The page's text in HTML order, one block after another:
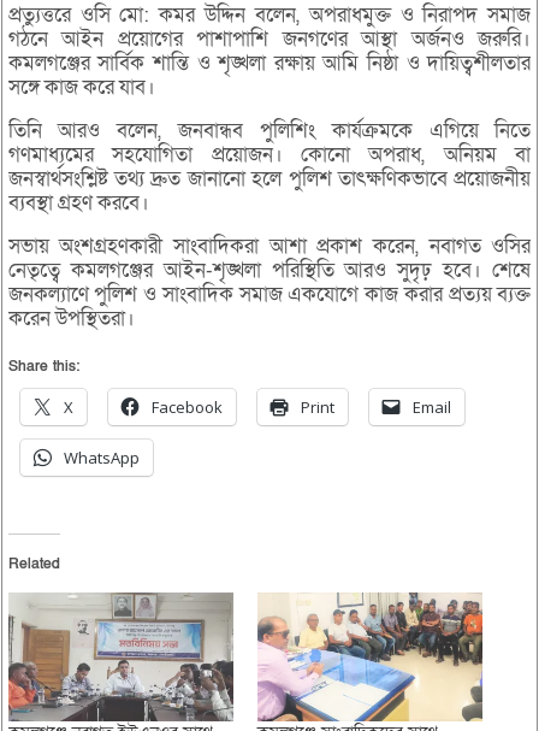
প্রত্যুত্তরে ওসি মো: কমর উদ্দিন বলেন, অপরাধমুক্ত ও নিরাপদ সমাজ
গঠনে আইন প্রয়োগের পাশাপাশি জনগণের আস্থা অর্জনও জরুরি।
কমলগঞ্জের সার্বিক শান্তি ও শৃঙ্খলা রক্ষায় আমি নিষ্ঠা ও দায়িত্বশীলতার
সঙ্গে কাজ করে যাব।
তিনি আরও বলেন, জনবান্ধব পুলিশিং কার্যক্রমকে এগিয়ে নিতে
গণমাধ্যমের সহযোগিতা প্রয়োজন। কোনো অপরাধ, অনিয়ম বা
জনস্বার্থসংশ্লিষ্ট তথ্য দ্রুত জানানো হলে পুলিশ তাৎক্ষণিকভাবে প্রয়োজনীয়
ব্যবস্থা গ্রহণ করবে।
সভায় অংশগ্রহণকারী সাংবাদিকরা আশা প্রকাশ করেন, নবাগত ওসির
নেতৃত্বে কমলগঞ্জের আইন-শৃঙ্খলা পরিস্থিতি আরও সুদৃঢ় হবে। শেষে
জনকল্যাণে পুলিশ ও সাংবাদিক সমাজ একযোগে কাজ করার প্রত্যয় ব্যক্ত
করেন উপস্থিতরা।
Share this:
X Facebook Print Email
WhatsApp
Related